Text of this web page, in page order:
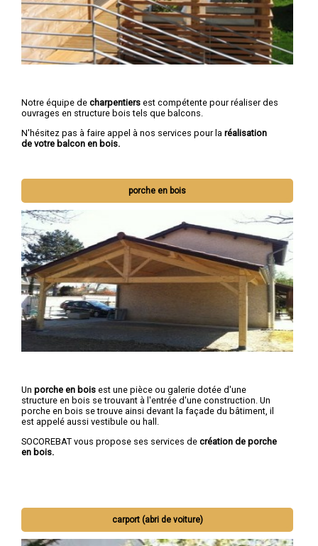
Notre équipe de charpentiers est compétente pour réaliser des
ouvrages en structure bois tels que balcons.
N'hésitez pas à faire appel à nos services pour la réalisation
de votre balcon en bois.
porche en bois
Un porche en bois est une pièce ou galerie dotée d'une
structure en bois se trouvant à l'entrée d'une construction. Un
porche en bois se trouve ainsi devant la façade du bâtiment, il
est appelé aussi vestibule ou hall.
SOCOREBAT vous propose ses services de création de porche
en bois.
carport (abri de voiture)